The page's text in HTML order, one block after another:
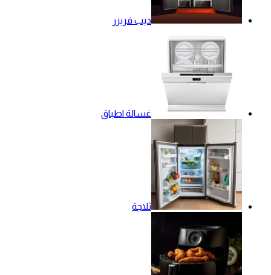
ديب فريزر
غسالة اطباق
ثلاجة